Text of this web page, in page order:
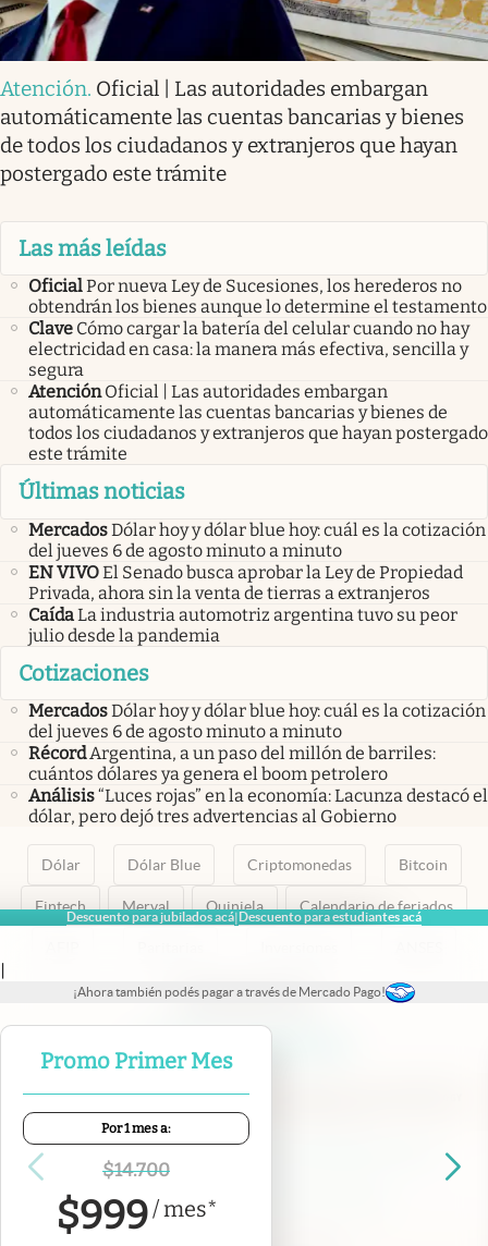
Descuento para jubilados acá|Descuento para estudiantes acá
|
¡Ahora también podés pagar a través de Mercado Pago!
Promo Primer Mes
Por 1 mes a:
$14.700
$999/mes*
Atención. Oficial | Las autoridades embargan
automáticamente las cuentas bancarias y bienes
de todos los ciudadanos y extranjeros que hayan
postergado este trámite
Las más leídas
OficialPor nueva Ley de Sucesiones, los herederos no
obtendrán los bienes aunque lo determine el testamento
Clave Cómo cargar la batería del celular cuando no hay
electricidad en casa: la manera más efectiva, sencilla y
segura
Atención Oficial | Las autoridades embargan
automáticamente las cuentas bancarias y bienes de
todos los ciudadanos y extranjeros que hayan postergado
este trámite
Últimas noticias
MercadosDólar hoy y dólar blue hoy: cuál es la cotización
del jueves 6 de agosto minuto a minuto
EN VIVOEl Senado busca aprobar la Ley de Propiedad
Privada, ahora sin la venta de tierras a extranjeros
CaídaLa industria automotriz argentina tuvo su peor
julio desde la pandemia
Cotizaciones
MercadosDólar hoy y dólar blue hoy: cuál es la cotización
del jueves 6 de agosto minuto a minuto
RécordArgentina, a un paso del millón de barriles:
cuántos dólares ya genera el boom petrolero
Análisis“Luces rojas” en la economía: Lacunza destacó el
dólar, pero dejó tres advertencias al Gobierno
Dólar Dólar Blue Criptomonedas Bitcoin
Fintech Merval Quiniela Calendario de feriados
abre en nueva pestaña
abre en nueva pestaña
abre en nueva pestaña
abre en nueva pestaña
abre en nueva pestaña
Portal de Proveedores